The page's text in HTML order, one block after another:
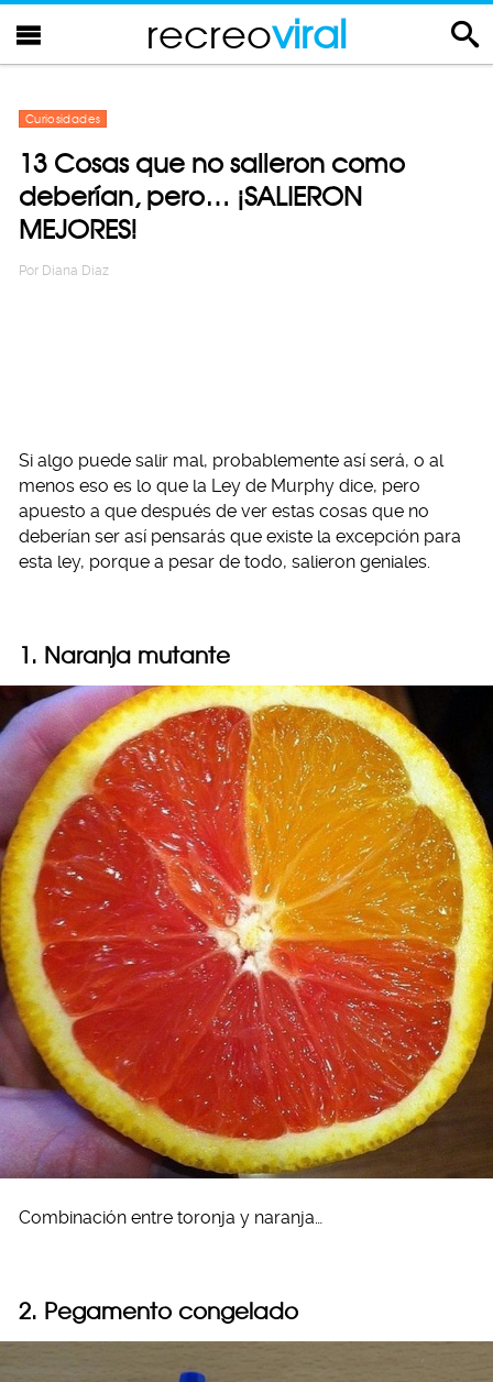
recreoviral
Curiosidades
13 Cosas que no salieron como
deberían, pero… ¡SALIERON
MEJORES!
Por Diana Diaz
Si algo puede salir mal, probablemente así será, o al
menos eso es lo que la Ley de Murphy dice, pero
apuesto a que después de ver estas cosas que no
deberían ser así pensarás que existe la excepción para
esta ley, porque a pesar de todo, salieron geniales.
1. Naranja mutante
Combinación entre toronja y naranja…
2. Pegamento congelado